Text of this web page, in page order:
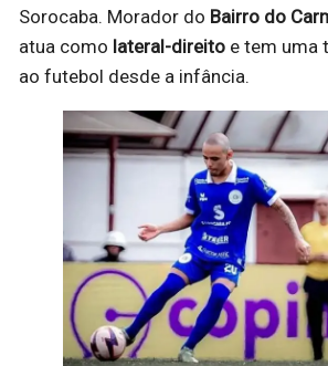
Sorocaba. Morador do Bairro do
atua como lateral-direito e tem uma
ao futebol desde a infância.